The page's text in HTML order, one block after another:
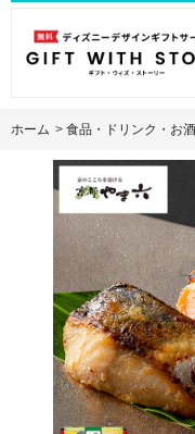
ホーム > 食品・ドリンク・お酒